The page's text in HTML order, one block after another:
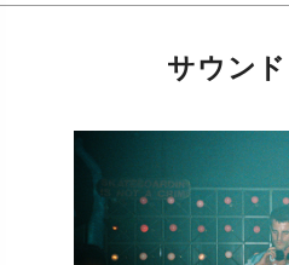
ジャケットサウン